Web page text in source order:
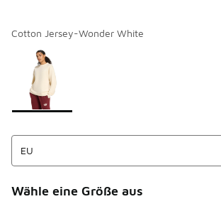
Cotton Jersey-Wonder White
Seite 1 von 1 zeigt die Farben 1 bis 1 von
Bitte wählen Sie einen Stil aus
Wähle eine Größe aus